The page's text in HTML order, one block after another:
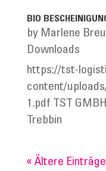
BIO
by Marlene
Downloads
https://tst-
content/
1.pdf TST
Trebbin
« Ältere Einträge